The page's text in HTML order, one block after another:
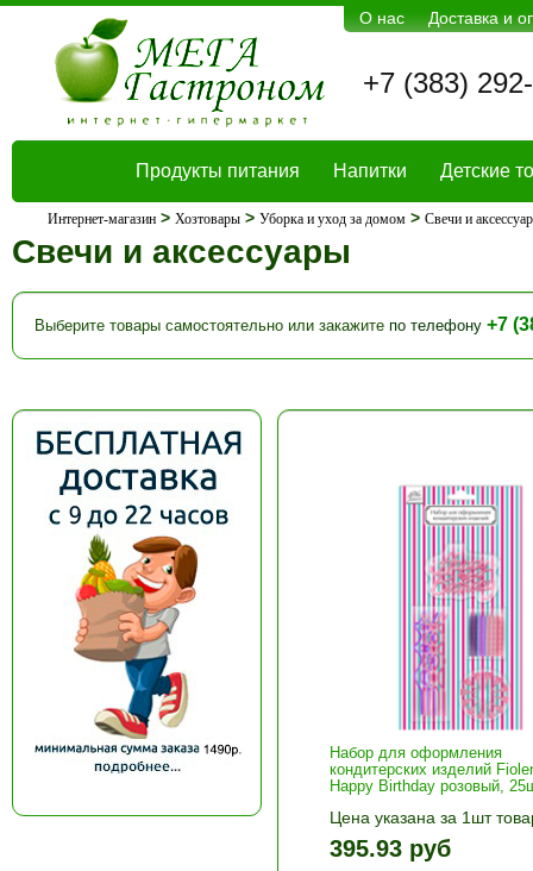
О нас Доставка и
+7 (383)
Продукты питания Напитки Детские
Интернет-магазин> Хозтовары> Уборка и уход за домом> Свечи и
Свечи и аксессуары
Выберите товары самостоятельно или закажите по телефону +7
Набор для оформления
кондитерских изделий
Happy Birthday розовый,
Цена указана за 1шт
1шт прибавляется
и «-». Выберите нужное
395.93 руб